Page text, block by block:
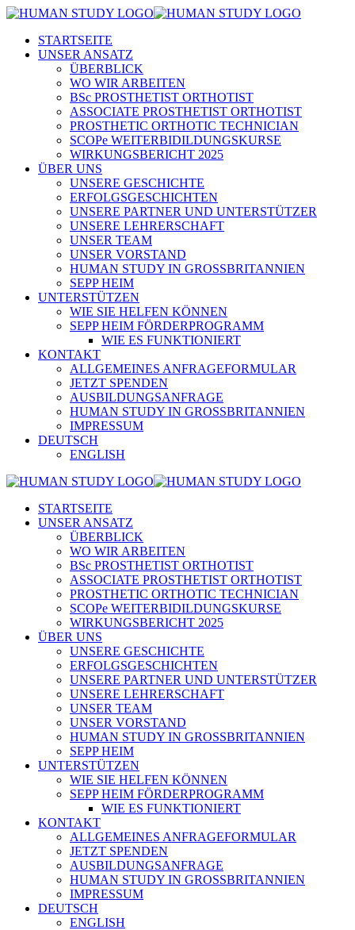
STARTSEITE
UNSER ANSATZ
ÜBERBLICK
WO WIR ARBEITEN
BSc PROSTHETIST ORTHOTIST
ASSOCIATE PROSTHETIST ORTHOTIST
PROSTHETIC ORTHOTIC TECHNICIAN
SCOPe WEITERBIDILDUNGSKURSE
WIRKUNGSBERICHT 2025
ÜBER UNS
UNSERE GESCHICHTE
ERFOLGSGESCHICHTEN
UNSERE PARTNER UND UNTERSTÜTZER
UNSERE LEHRERSCHAFT
UNSER TEAM
UNSER VORSTAND
HUMAN STUDY IN GROSSBRITANNIEN
SEPP HEIM
UNTERSTÜTZEN
WIE SIE HELFEN KÖNNEN
SEPP HEIM FÖRDERPROGRAMM
WIE ES FUNKTIONIERT
KONTAKT
ALLGEMEINES ANFRAGEFORMULAR
JETZT SPENDEN
AUSBILDUNGSANFRAGE
HUMAN STUDY IN GROSSBRITANNIEN
IMPRESSUM
DEUTSCH
ENGLISH
STARTSEITE
UNSER ANSATZ
ÜBERBLICK
WO WIR ARBEITEN
BSc PROSTHETIST ORTHOTIST
ASSOCIATE PROSTHETIST ORTHOTIST
PROSTHETIC ORTHOTIC TECHNICIAN
SCOPe WEITERBIDILDUNGSKURSE
WIRKUNGSBERICHT 2025
ÜBER UNS
UNSERE GESCHICHTE
ERFOLGSGESCHICHTEN
UNSERE PARTNER UND UNTERSTÜTZER
UNSERE LEHRERSCHAFT
UNSER TEAM
UNSER VORSTAND
HUMAN STUDY IN GROSSBRITANNIEN
SEPP HEIM
UNTERSTÜTZEN
WIE SIE HELFEN KÖNNEN
SEPP HEIM FÖRDERPROGRAMM
WIE ES FUNKTIONIERT
KONTAKT
ALLGEMEINES ANFRAGEFORMULAR
JETZT SPENDEN
AUSBILDUNGSANFRAGE
HUMAN STUDY IN GROSSBRITANNIEN
IMPRESSUM
DEUTSCH
ENGLISH